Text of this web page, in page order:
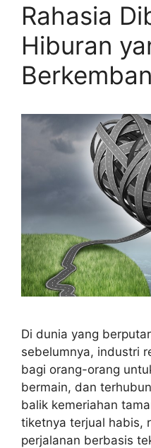
Rahasia
Hiburan
Di dunia yang
sebelumnya, industri
bagi orang-orang
bermain, dan
balik kemeriahan
tiketnya terjual habis,
perjalanan berbasis